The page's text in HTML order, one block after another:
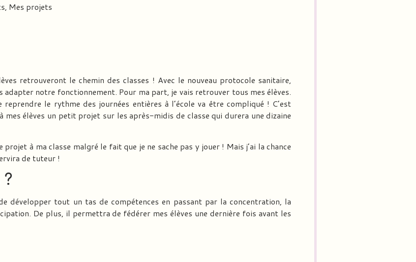
Mes projets
retrouveront le chemin des classes ! Avec le nouveau protocole sanitaire,
adapter notre fonctionnement. Pour ma part, je vais retrouver tous mes élèves.
reprendre le rythme des journées entières à l’école va être compliqué ! C’est
mes élèves un petit projet sur les après-midis de classe qui durera une dizaine
à ma classe malgré le fait que je ne sache pas y jouer ! Mais j’ai la chance
de tuteur !
développer tout un tas de compétences en passant par la concentration, la
De plus, il permettra de fédérer mes élèves une dernière fois avant les